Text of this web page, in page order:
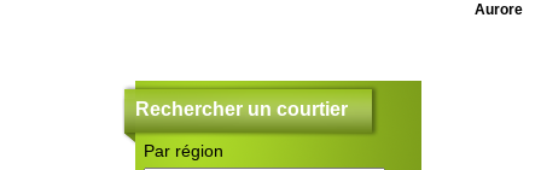
Rechercher un courtier
Par région
Aurore